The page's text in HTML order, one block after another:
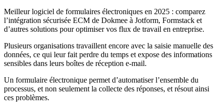
Meilleur logiciel de formulaires électroniques en 2025 : comparez
l’intégration sécurisée ECM de Dokmee à Jotform, Formstack et
d’autres solutions pour optimiser vos flux de travail en entreprise.
Plusieurs organisations travaillent encore avec la saisie manuelle des
données, ce qui leur fait perdre du temps et expose des informations
sensibles dans leurs boîtes de réception e-mail.
Un formulaire électronique permet d’automatiser l’ensemble du
processus, et non seulement la collecte des réponses, et résout ainsi
ces problèmes.